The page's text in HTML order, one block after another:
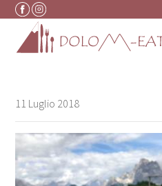
Vai al contenuto
11 Luglio 2018